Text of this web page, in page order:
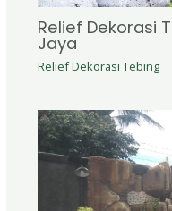
Relief Dekorasi
Jaya
Relief Dekorasi Tebing